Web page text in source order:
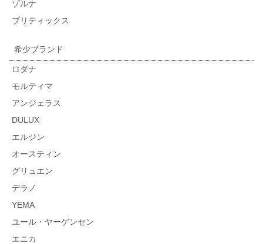
ゾルナ
ブリティックス
希少ブランド
ロダナ
モルティマ
アンジェラス
DULUX
エルジン
オースティン
グリュエン
デラノ
YEMA
ユール・ヤーゲンセン
エニカ